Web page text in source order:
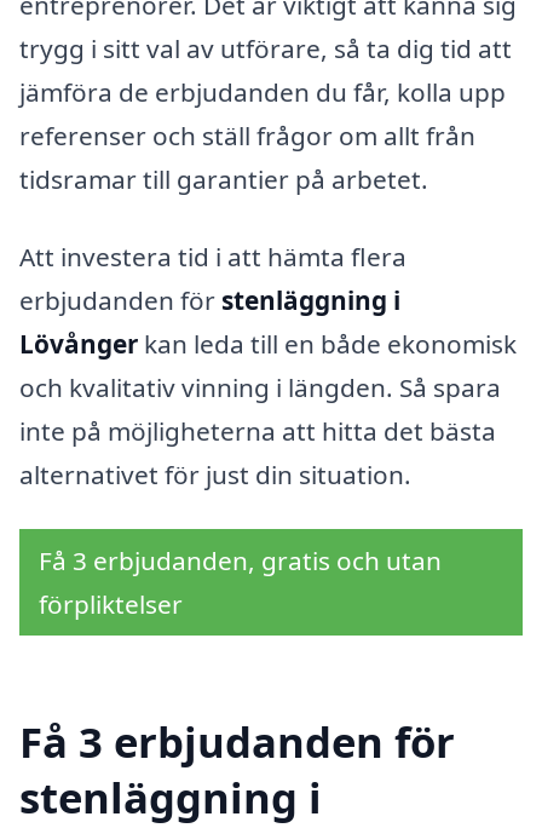
trygg i sitt val av utförare, så ta dig tid att
jämföra de erbjudanden du får, kolla upp
referenser och ställ frågor om allt från
tidsramar till garantier på arbetet.
Att investera tid i att hämta flera
erbjudanden för stenläggning i
Lövånger kan leda till en både ekonomisk
och kvalitativ vinning i längden. Så spara
inte på möjligheterna att hitta det bästa
alternativet för just din situation.
Få 3 erbjudanden, gratis och utan
förpliktelser
Få 3 erbjudanden för
stenläggning i